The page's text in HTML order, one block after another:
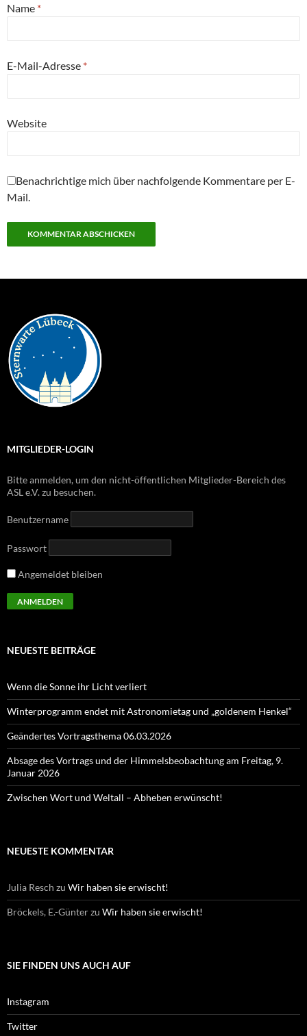
Name *
E-Mail-Adresse *
Website
Benachrichtige mich über nachfolgende Kommentare per E-
Mail.
MITGLIEDER-LOGIN
Bitte anmelden, um den nicht-öffentlichen Mitglieder-Bereich des
ASL e.V. zu besuchen.
Benutzername
Passwort
Angemeldet bleiben
NEUESTE BEITRÄGE
Wenn die Sonne ihr Licht verliert
Winterprogramm endet mit Astronomietag und „goldenem Henkel“
Geändertes Vortragsthema 06.03.2026
Absage des Vortrags und der Himmelsbeobachtung am Freitag, 9.
Januar 2026
Zwischen Wort und Weltall – Abheben erwünscht!
NEUESTE KOMMENTAR
Julia Resch zu Wir haben sie erwischt!
Bröckels, E.-Günterzu Wir haben sie erwischt!
SIE FINDEN UNS AUCH AUF
Instagram
Twitter